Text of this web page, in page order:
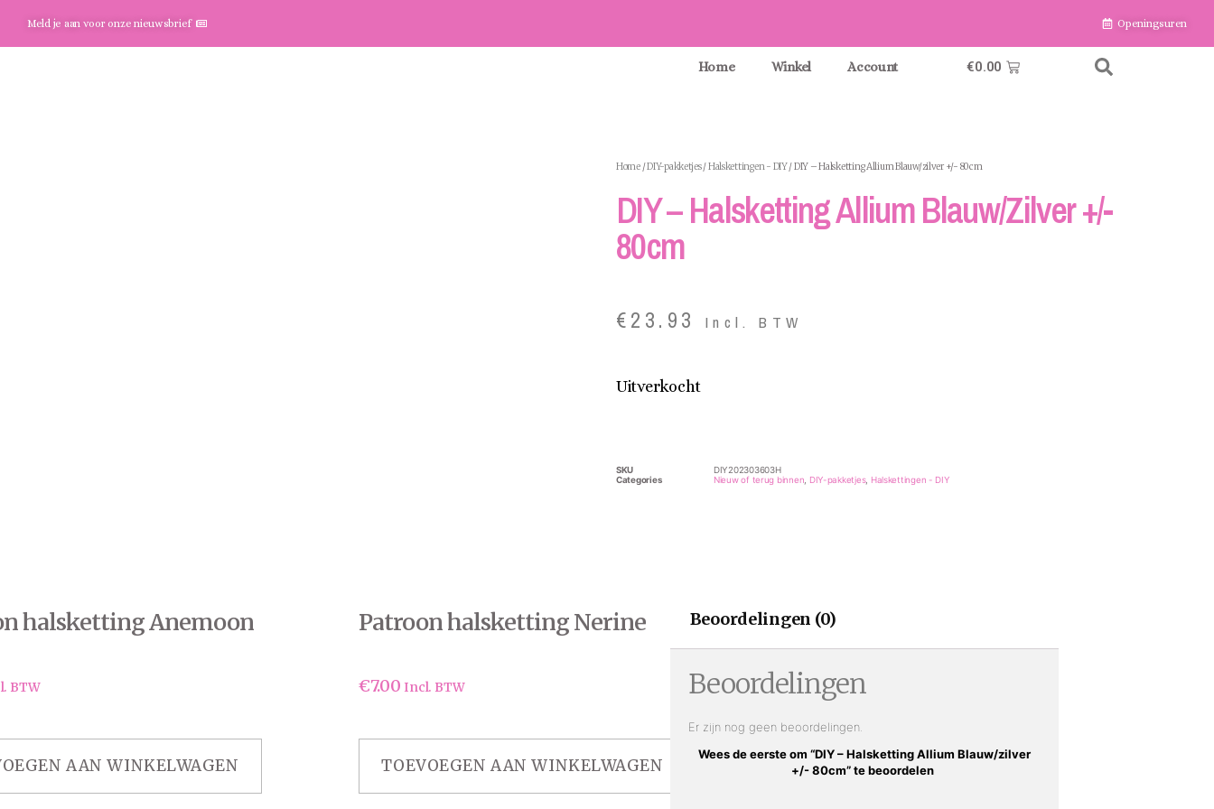
Meld je aan voor onze nieuwsbrief Openingsuren
Home Winkel Account €0.00
Home/DIY-pakketjes/Halskettingen - DIY/ DIY – Halsketting Allium Blauw/zilver +/- 80cm
DIY – Halsketting Allium Blauw/zilver +/-
80cm
€23.93 Incl. BTW
Uitverkocht
SKU
DIY202303603H
Categories
Nieuw of terug binnen DIY-pakketjes, Halskettingen - DIY
halsketting Anemoon
BTW
AAN WINKELWAGEN
Patroon halsketting Nerine
€7.00 Incl. BTW
TOEVOEGEN AAN WINKELWAGEN
Beoordelingen (0)
Beoordelingen
Er zijn nog geen beoordelingen.
Wees de eerste om “DIY – Halsketting Allium Blauw/zilver
+/- 80cm” te beoordelen